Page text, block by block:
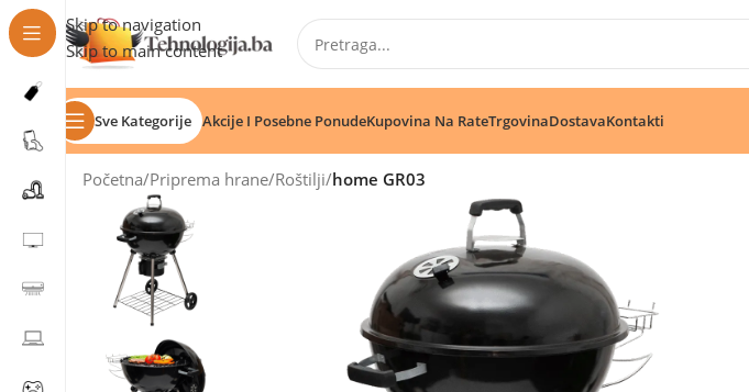
Skip to navigation
Skip to main content
Sve Kategorije Akcije I Posebne PonudeKupovina Na RateTrgovinaDostavaKontakti
Početna/Priprema hrane/Roštilji/home GR03